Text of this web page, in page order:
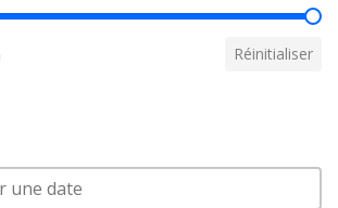
Réinitialiser